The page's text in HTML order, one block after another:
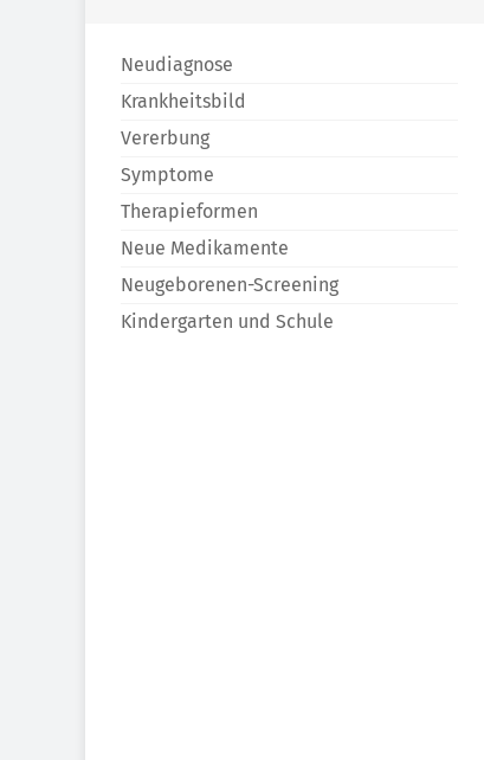
Neudiagnose
Krankheitsbild
Vererbung
Symptome
Therapieformen
Neue Medikamente
Neugeborenen-Screening
Kindergarten und Schule